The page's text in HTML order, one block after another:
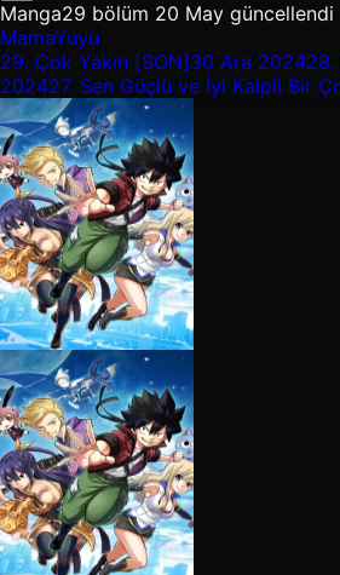
Manga29 bölüm 20 May güncellendi
MamaYuyu
29. Çok Yakın [SON] 30 Ara 202428.
202427. Sen Güçlü ve İyi Kalpli Bir